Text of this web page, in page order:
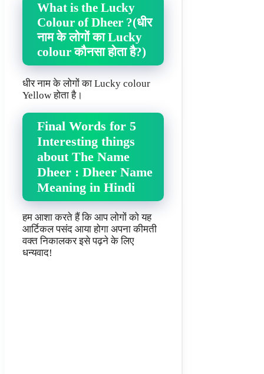
What is the Lucky
Colour of Dheer ?(धीर
नाम के लोगों का Lucky
colour कौनसा होता है?)
धीर नाम के लोगों का Lucky colour
Yellow होता है।
Final Words for 5
Interesting things
about The Name
Dheer : Dheer Name
Meaning in Hindi
हम आशा करते हैं कि आप लोगों को यह
आर्टिकल पसंद आया होगा अपना कीमती
वक्त निकालकर इसे पढ़ने के लिए
धन्यवाद!